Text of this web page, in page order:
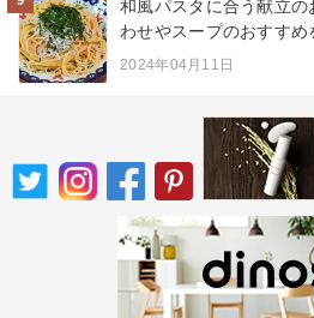
和風パスタに合う献立
わせやスープのおすすめ
2024年04月11日